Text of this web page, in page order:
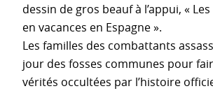
dessin de gros beauf à l’appui, «
en vacances en Espagne ».
Les familles des combattants
jour des fosses communes pour
vérités occultées par l’histoire